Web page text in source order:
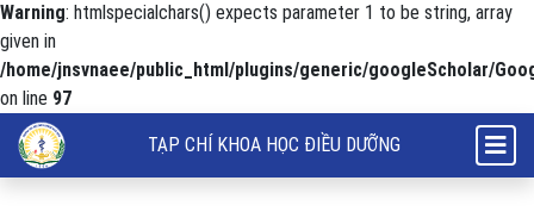
Warning: htmlspecialchars() expects parameter 1 to be string, array
given in
/home/jnsvnaee/public_html/plugins/generic/googleScholar/
on line 97
Khảo sát sự hài lòng của người bệnh nội trú về tình hình cung cấp
TẠP CHÍ KHOA HỌC ĐIỀU DƯỠNG